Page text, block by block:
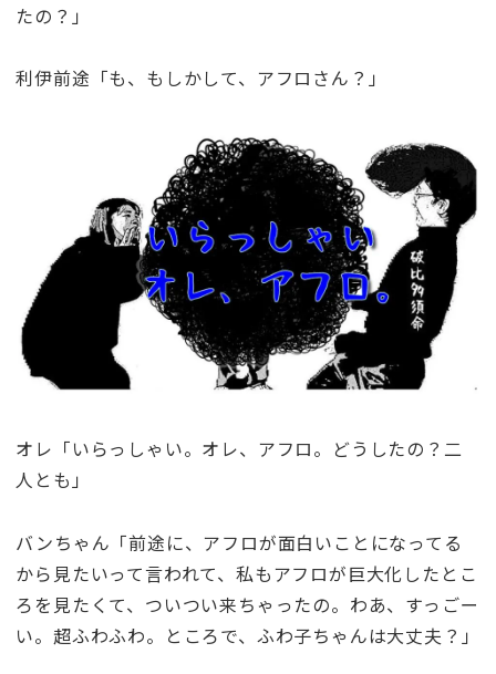
たの？」
利伊前途「も、もしかして、アフロさん？」
オレ「いらっしゃい。オレ、アフロ。どうしたの？二
人とも」
バンちゃん「前途に、アフロが面白いことになってる
から見たいって言われて、私もアフロが巨大化したとこ
ろを見たくて、ついつい来ちゃったの。わあ、すっごー
い。超ふわふわ。ところで、ふわ子ちゃんは大丈夫？」